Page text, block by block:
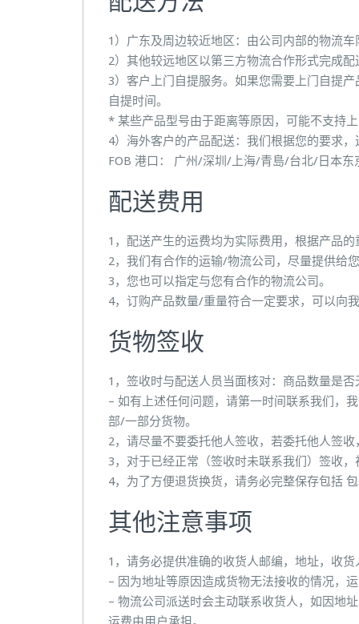
1）广东及周边较近地区：由公司内部的物流
2）其他较远地区以第三方物流合作形式完成配
3）客户上门自提服务。如果您需要上门自提
自提时间。
* 某些产品型号由于距离等原因，可能不支持
4）海外客户的产品配送：我们根据您的要求
FOB 港口： 广州/深圳/上海/青島/台北/日本东
配送费用
1，配送产生的运费均为实际费用，根据产品
2，我们有合作的运输/物流公司，尽量提供给
3，您也可以指定与您有合作的物流公司。
4，订购产品数量/重量符合一定要求，可以向
货物签收
1，签收时与配送人员当面核对：商品数量是
– 如有上述任何问题，请第一时间联系我们，
部/一部分货物。
2，请尽量不要委托他人签收，若委托他人签
3，对于已经正常（签收时未联系我们）签收
4，为了方便退货换货，请务必完整保存包括
其他注意事项
1，请务必提供准确的收货人邮编，地址，收
– 因为地址等原因造成货物无法接收的情况，
– 物流公司派送时会主动联系收货人，如因地